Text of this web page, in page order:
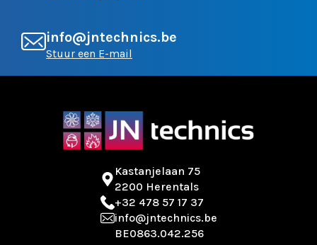
info@jntechnics.be
Stuur een E-mail
Kastanjelaan 75
2200 Herentals
+32 478 57 17 37
info@jntechnics.be
BE0863.042.256